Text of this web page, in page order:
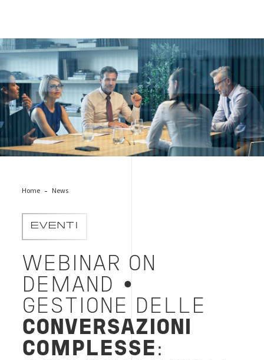
meeting-people-riunione
Home News
EVENTI
WEBINAR ON
DEMAND •
GESTIONE DELLE
CONVERSAZIONI
COMPLESSE :